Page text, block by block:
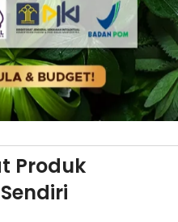
Produk